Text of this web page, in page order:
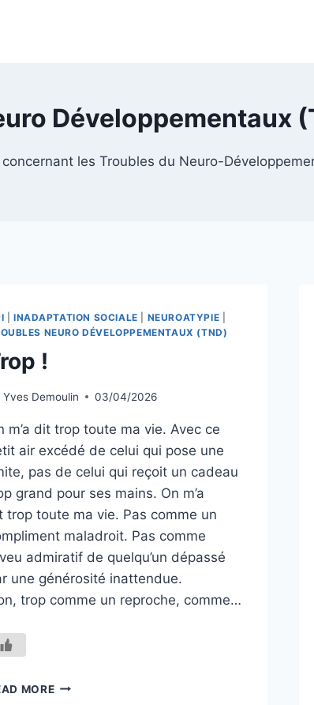
Développementaux
les Troubles du Neuro-
INADAPTATION SOCIALE NEUROATYPIE
NEURO DÉVELOPPEMENTAUX (TND)
!
Yves Demoulin 03/04/2026
m’a dit trop toute ma vie. Avec ce
air excédé de celui qui pose une
pas de celui qui reçoit un cadeau
grand pour ses mains. On m’a
trop toute ma vie. Pas comme un
maladroit. Pas comme
admiratif de quelqu’un dépassé
une générosité inattendue.
trop comme un reproche, comme…
MORETROP